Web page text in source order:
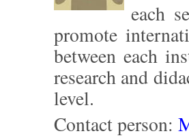
each
promote
between each
research and
level.
Contact person: